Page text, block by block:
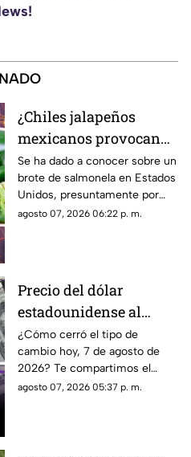
¿Chiles jalapeños
mexicanos provocan
brote de salmonela en
Estados Unidos? Esto
debes saber
Se ha dado a conocer sobre un
brote de salmonela en Estados
Unidos, presuntamente por
chiles jalapeños mexicanos,
agosto 07, 2026 06:22 p. m.
Precio del dólar
estadounidense al
CIERRE de HOY, viernes
7 de agosto de 2026, en
Cancún
¿Cómo cerró el tipo de
cambio hoy, 7 de agosto de
2026? Te compartimos el
precio del dólar al cierre de
agosto 07, 2026 05:37 p. m.